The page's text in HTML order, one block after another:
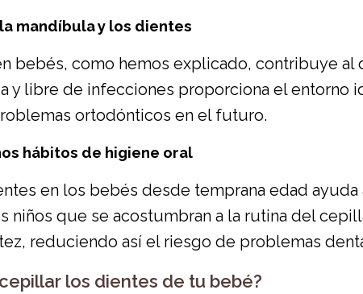
mandíbula y los dientes
bebés, como hemos explicado, contribuye
y libre de infecciones proporciona el entorno
ortodónticos en el futuro.
hábitos de higiene oral
en los bebés desde temprana edad
niños que se acostumbran a la rutina del
reduciendo así el riesgo de problemas
los dientes de tu bebé?